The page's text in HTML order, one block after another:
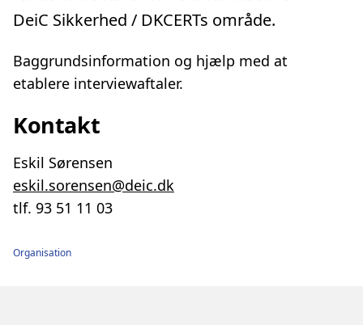
DeiC Sikkerhed / DKCERTs område.
Baggrundsinformation og hjælp med at
etablere interviewaftaler.
Kontakt
Eskil Sørensen
eskil.sorensen@deic.dk
tlf. 93 51 11 03
Organisation